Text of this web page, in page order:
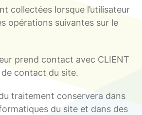
collectées lorsque l’utilisateur
opérations suivantes sur le
prend contact avec CLIENT
contact du site.
traitement conservera dans
du site et dans des